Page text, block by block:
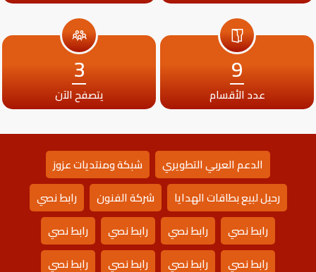
9
عدد الأقسام
3
يتصفح الآن
الدعم العربي التطويري
شبكة ومنتديات عزوز
رحيل لبيع بطاقات الهدايا
شركة الفنون
رابط نصي
رابط نصي
رابط نصي رابط نصي
رابط نصي
رابط نصي
رابط نصي رابط نصي رابط نصي